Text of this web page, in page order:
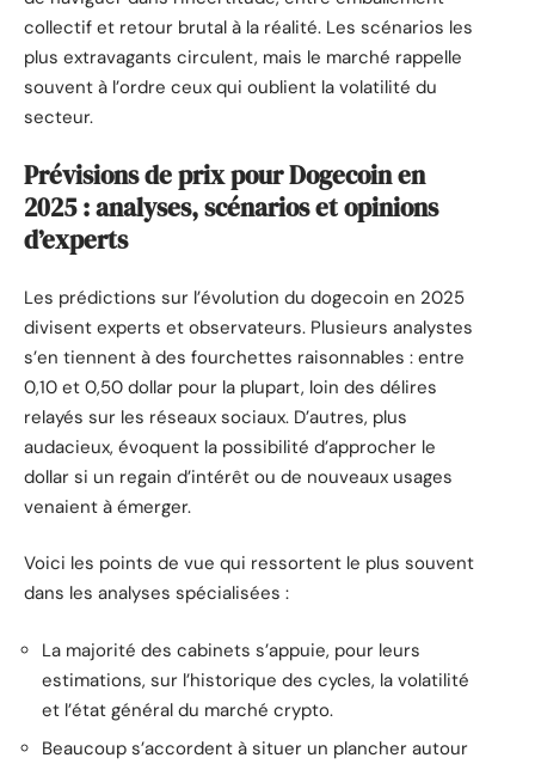
collectif et retour brutal à la réalité. Les scénarios les
plus extravagants circulent, mais le marché rappelle
souvent à l’ordre ceux qui oublient la volatilité du
secteur.
Prévisions de prix pour Dogecoin en
2025 : analyses, scénarios et opinions
d’experts
Les prédictions sur l’évolution du dogecoin en 2025
divisent experts et observateurs. Plusieurs analystes
s’en tiennent à des fourchettes raisonnables : entre
0,10 et 0,50 dollar pour la plupart, loin des délires
relayés sur les réseaux sociaux. D’autres, plus
audacieux, évoquent la possibilité d’approcher le
dollar si un regain d’intérêt ou de nouveaux usages
venaient à émerger.
Voici les points de vue qui ressortent le plus souvent
dans les analyses spécialisées :
La majorité des cabinets s’appuie, pour leurs
estimations, sur l’historique des cycles, la volatilité
et l’état général du marché crypto.
Beaucoup s’accordent à situer un plancher autour